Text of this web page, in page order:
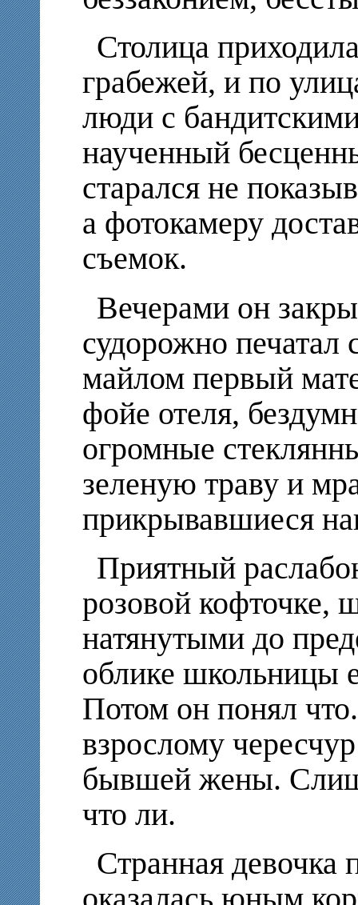
Столица
грабежей, и по
люди с
наученный
старался не
а фотокамеру
съемок.
Вечерами он
судорожно печатал
майлом первый
фойе отеля,
огромные
зеленую траву и
прикрывавшиеся
Приятный
розовой кофточке,
натянутыми до
облике школьницы
Потом он понял
взрослому
бывшей жены.
что ли.
Странная девочка